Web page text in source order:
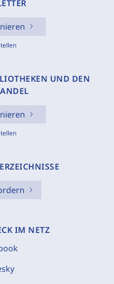
UND DEN
IM NETZ